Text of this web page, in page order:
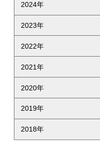
2024年
2023年
2022年
2021年
2020年
2019年
2018年